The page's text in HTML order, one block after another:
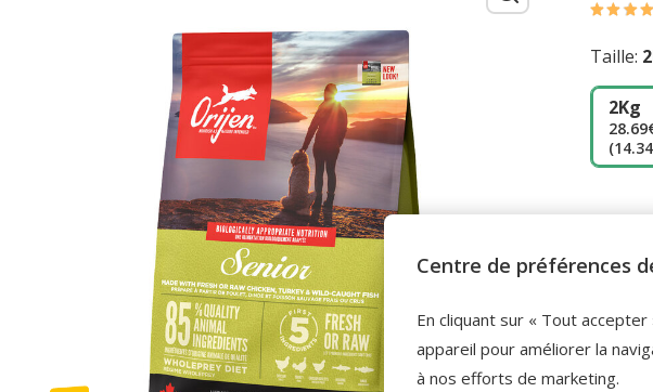
Taille:
2Kg
-10%
Code:
Centre de préférences
En cliquant sur « Tout
appareil pour améliorer la
à nos efforts de marketing.